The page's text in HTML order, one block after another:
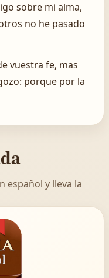
sobre mi alma,
no he pasado
vuestra fe, mas
porque por la
español y lleva la